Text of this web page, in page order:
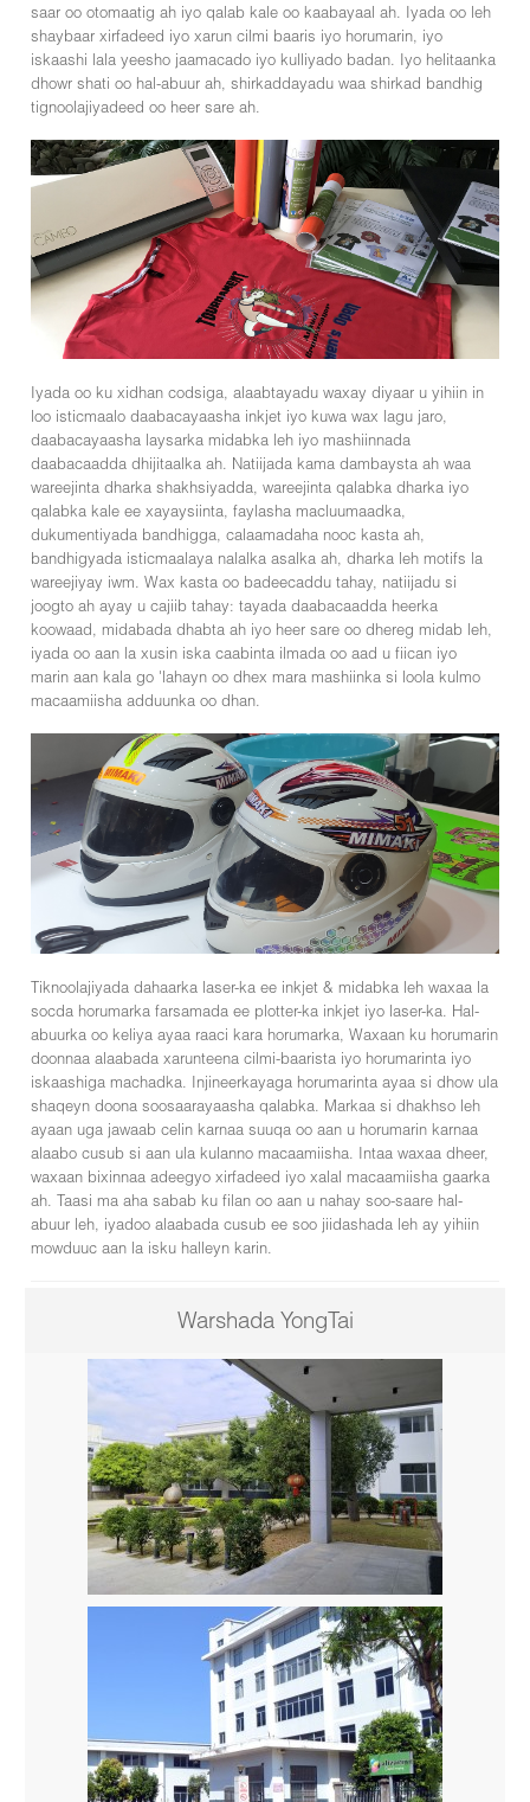
saar oo otomaatig ah iyo qalab kale oo kaabayaal ah. Iyada oo leh
shaybaar xirfadeed iyo xarun cilmi baaris iyo horumarin, iyo
iskaashi lala yeesho jaamacado iyo kulliyado badan. Iyo helitaanka
dhowr shati oo hal-abuur ah, shirkaddayadu waa shirkad bandhig
tignoolajiyadeed oo heer sare ah.
Iyada oo ku xidhan codsiga, alaabtayadu waxay diyaar u yihiin in
loo isticmaalo daabacayaasha inkjet iyo kuwa wax lagu jaro,
daabacayaasha laysarka midabka leh iyo mashiinnada
daabacaadda dhijitaalka ah. Natiijada kama dambaysta ah waa
wareejinta dharka shakhsiyadda, wareejinta qalabka dharka iyo
qalabka kale ee xayaysiinta, faylasha macluumaadka,
dukumentiyada bandhigga, calaamadaha nooc kasta ah,
bandhigyada isticmaalaya nalalka asalka ah, dharka leh motifs la
wareejiyay iwm. Wax kasta oo badeecaddu tahay, natiijadu si
joogto ah ayay u cajiib tahay: tayada daabacaadda heerka
koowaad, midabada dhabta ah iyo heer sare oo dhereg midab leh,
iyada oo aan la xusin iska caabinta ilmada oo aad u fiican iyo
marin aan kala go 'lahayn oo dhex mara mashiinka si loola kulmo
macaamiisha adduunka oo dhan.
Tiknoolajiyada dahaarka laser-ka ee inkjet & midabka leh waxaa la
socda horumarka farsamada ee plotter-ka inkjet iyo laser-ka. Hal-
abuurka oo keliya ayaa raaci kara horumarka, Waxaan ku horumarin
doonnaa alaabada xarunteena cilmi-baarista iyo horumarinta iyo
iskaashiga machadka. Injineerkayaga horumarinta ayaa si dhow ula
shaqeyn doona soosaarayaasha qalabka. Markaa si dhakhso leh
ayaan uga jawaab celin karnaa suuqa oo aan u horumarin karnaa
alaabo cusub si aan ula kulanno macaamiisha. Intaa waxaa dheer,
waxaan bixinnaa adeegyo xirfadeed iyo xalal macaamiisha gaarka
ah. Taasi ma aha sabab ku filan oo aan u nahay soo-saare hal-
abuur leh, iyadoo alaabada cusub ee soo jiidashada leh ay yihiin
mowduuc aan la isku halleyn karin.
Warshada YongTai